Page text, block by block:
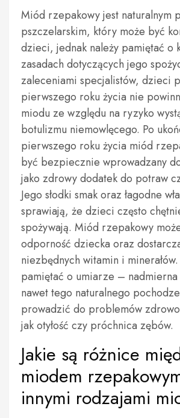
Miód rzepakowy jest naturalnym
pszczelarskim, który może być
dzieci, jednak należy pamiętać o
zasadach dotyczących jego
zaleceniami specjalistów, dzieci
pierwszego roku życia nie
miodu ze względu na ryzyko
botulizmu niemowlęcego. Po
pierwszego roku życia miód
być bezpiecznie wprowadzany
jako zdrowy dodatek do potraw
Jego słodki smak oraz łagodne
sprawiają, że dzieci często
spożywają. Miód rzepakowy
odporność dziecka oraz
niezbędnych witamin i
pamiętać o umiarze –
nawet tego naturalnego
prowadzić do problemów
jak otyłość czy próchnica zębów.
Jakie są różnice
miodem
innymi rodzajami